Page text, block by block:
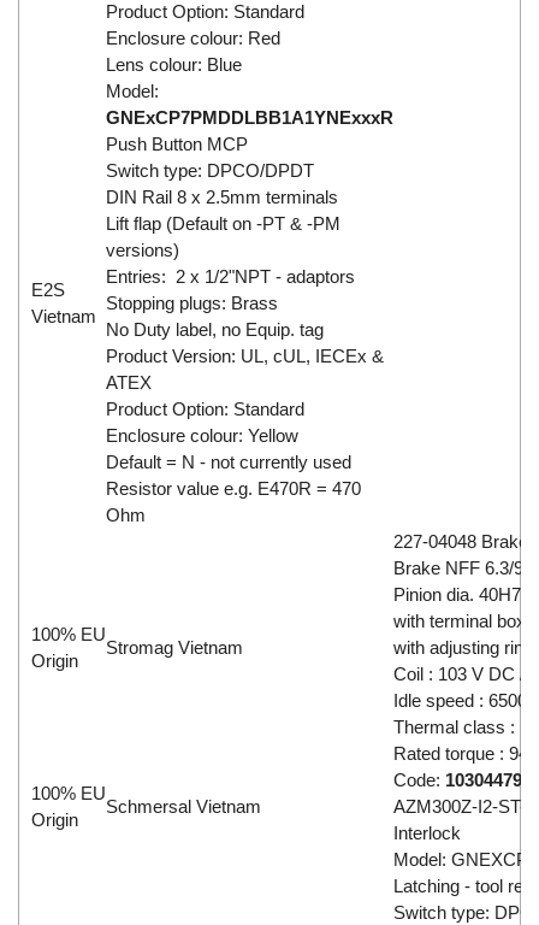
Product Option: Standard
Enclosure colour: Red
Lens colour: Blue
E2S
Vietnam
Model:
GNExCP7PMDDLBB1A1YNExxxR
Push Button MCP
Switch type: DPCO/DPDT
DIN Rail 8 x 2.5mm terminals
Lift flap (Default on -PT & -PM
versions)
Entries: 2 x 1/2"NPT - adaptors
Stopping plugs: Brass
No Duty label, no Equip. tag
Product Version: UL, cUL, IECEx &
ATEX
Product Option: Standard
Enclosure colour: Yellow
Default = N - not currently used
Resistor value e.g. E470R = 470
Ohm
100% EU
Origin
Stromag Vietnam
227-04048 Brake
Brake NFF 6.3/9.4
Pinion dia. 40H7
with terminal box
with adjusting
Coil : 103 V DC /
Idle speed : 6500
Thermal class :
Rated torque : 94
100% EU
Origin
Schmersal Vietnam
Code: 103044799
AZM300Z-I2-ST-
Interlock
Model:
Latching - tool
Switch type: